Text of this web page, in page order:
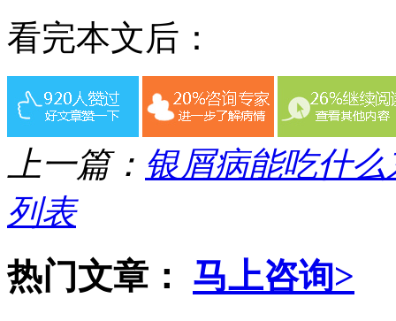
看完本文后：
上一篇： 银屑病能吃什
列表
热门文章： 马上咨询>